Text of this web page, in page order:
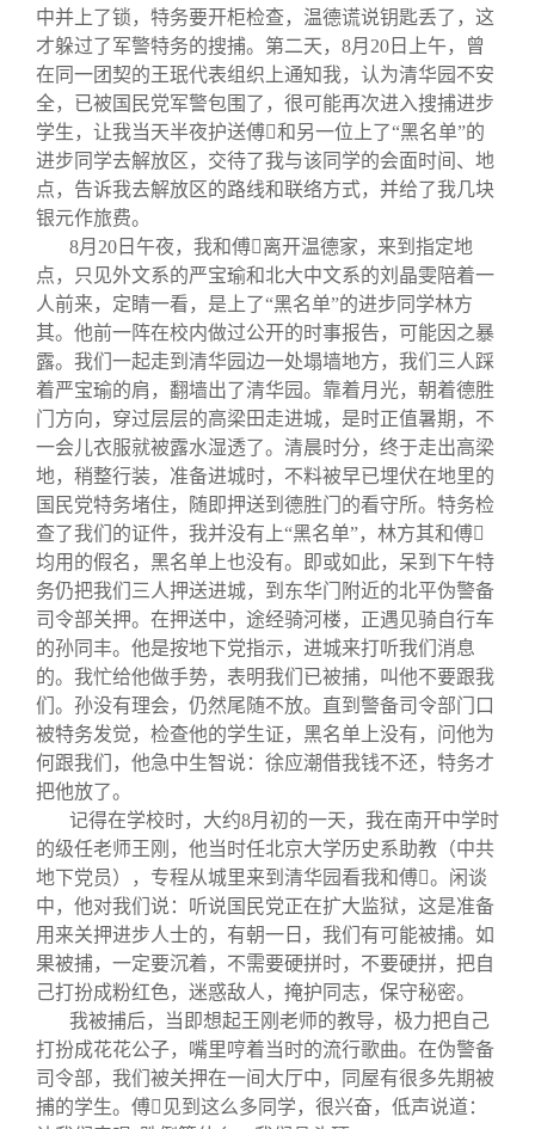
中并上了锁，特务要开柜检查，温德谎说钥匙丢了，这
才躲过了军警特务的搜捕。第二天， 8月 20 日上午，曾
在同一团契的王珉代表组织上通知我，认为清华园不安
全，已被国民党军警包围了，很可能再次进入搜捕进步
学生，让我当天半夜护送傅和另一位上了“黑名单”的
进步同学去解放区，交待了我与该同学的会面时间、地
点，告诉我去解放区的路线和联络方式，并给了我几块
银元作旅费。
8月 20 日午夜，我和傅离开温德家，来到指定地
点，只见外文系的严宝瑜和北大中文系的刘晶雯陪着一
人前来，定睛一看，是上了“黑名单”的进步同学林方
其。他前一阵在校内做过公开的时事报告，可能因之暴
露。我们一起走到清华园边一处塌墙地方，我们三人踩
着严宝瑜的肩，翻墙出了清华园。靠着月光，朝着德胜
门方向，穿过层层的高梁田走进城，是时正值暑期，不
一会儿衣服就被露水湿透了。清晨时分，终于走出高梁
地，稍整行装，准备进城时，不料被早已埋伏在地里的
国民党特务堵住，随即押送到德胜门的看守所。特务检
查了我们的证件，我并没有上“黑名单”，林方其和傅
均用的假名，黑名单上也没有。即或如此，呆到下午特
务仍把我们三人押送进城，到东华门附近的北平伪警备
司令部关押。在押送中，途经骑河楼，正遇见骑自行车
的孙同丰。他是按地下党指示，进城来打听我们消息
的。我忙给他做手势，表明我们已被捕，叫他不要跟我
们。孙没有理会，仍然尾随不放。直到警备司令部门口
被特务发觉，检查他的学生证，黑名单上没有，问他为
何跟我们，他急中生智说：徐应潮借我钱不还，特务才
把他放了。
记得在学校时，大约8月初的一天，我在南开中学时
的级任老师王刚，他当时任北京大学历史系助教（中共
地下党员），专程从城里来到清华园看我和傅。闲谈
中，他对我们说：听说国民党正在扩大监狱，这是准备
用来关押进步人士的，有朝一日，我们有可能被捕。如
果被捕，一定要沉着，不需要硬拼时，不要硬拼，把自
己打扮成粉红色，迷惑敌人，掩护同志，保守秘密。
我被捕后，当即想起王刚老师的教导，极力把自己
打扮成花花公子，嘴里哼着当时的流行歌曲。在伪警备
司令部，我们被关押在一间大厅中，同屋有很多先期被
捕的学生。傅 见到这么多同学，很兴奋，低声说道：